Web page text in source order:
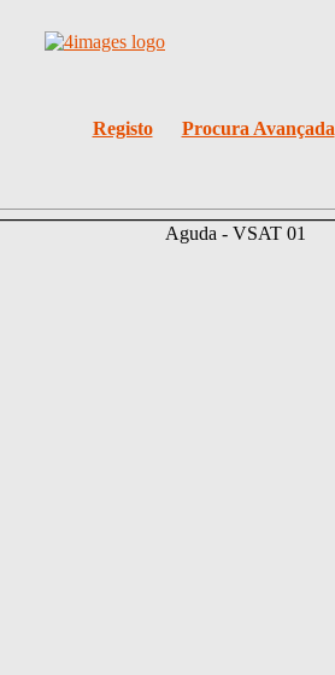
Registo Procura Avançada